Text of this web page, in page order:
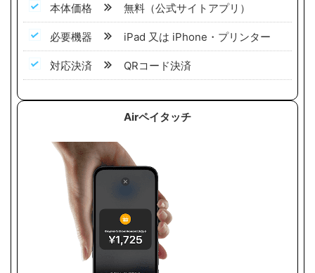
本体価格 無料（公式サイトアプリ）
必要機器 iPad 又は iPhone・プリンター
対応決済 QRコード決済
Airペイタッチ